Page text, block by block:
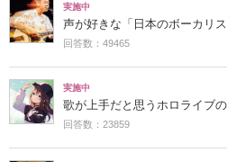
実施中
声が好きな「日本のボーカリ
回答数：49465
実施中
歌が上手だと思うホロライブ
回答数：23859